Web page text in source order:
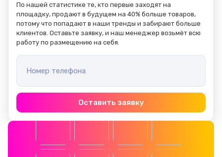
По нашей статистике те, кто первые заходят на
площадку, продают в будущем на 40% больше товаров,
потому что попадают в наши тренды и забирают больше
клиентов. Оставьте заявку, и наш менеджер возьмёт всю
работу по размещению на себя.
Номер телефона
Оставить заявку